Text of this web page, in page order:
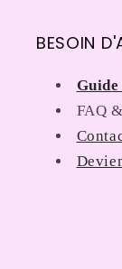
BESOIN
FAQ